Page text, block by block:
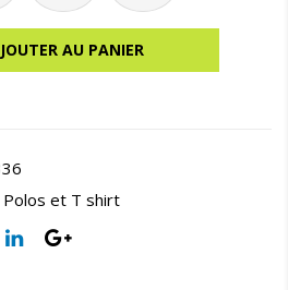
AU PANIER
Polos et T shirt